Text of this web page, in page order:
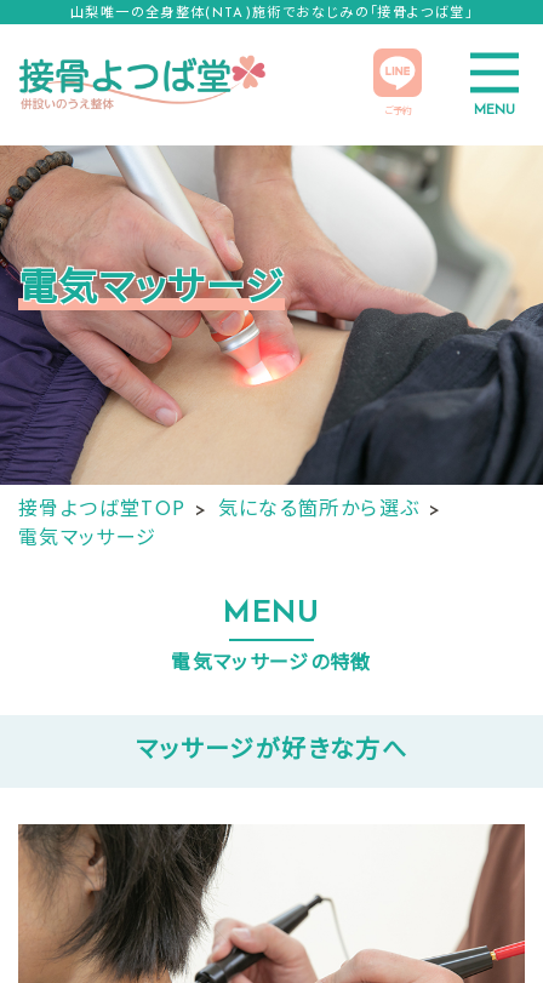
山梨唯一の全身整体(NTA)施術でおなじみの「接骨よつば堂」
ご予約 MENU
電気マッサージ
接骨よつば堂TOP
気になる箇所から選ぶ
電気マッサージ
MENU
電気マッサージの特徴
マッサージが好きな方へ